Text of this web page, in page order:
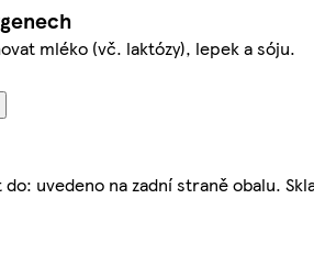
mléko (vč. laktózy), lepek a sóju.
uvedeno na zadní straně obalu.